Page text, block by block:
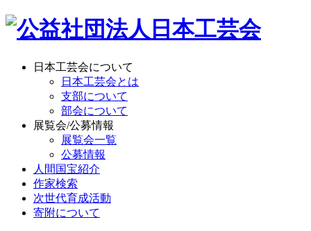
日本工芸会について
日本工芸会とは
支部について
部会について
展覧会/公募情報
展覧会一覧
公募情報
人間国宝紹介
作家検索
次世代育成活動
寄附について